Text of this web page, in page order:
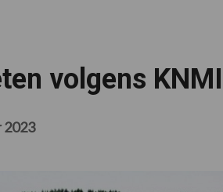
volgens KNMI
2023